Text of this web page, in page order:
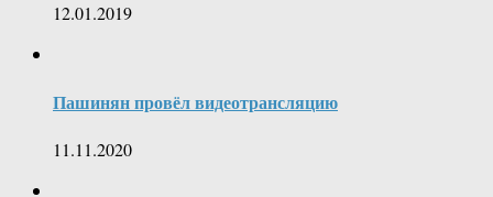
12.01.2019
Пашинян провёл видеотрансляцию
11.11.2020